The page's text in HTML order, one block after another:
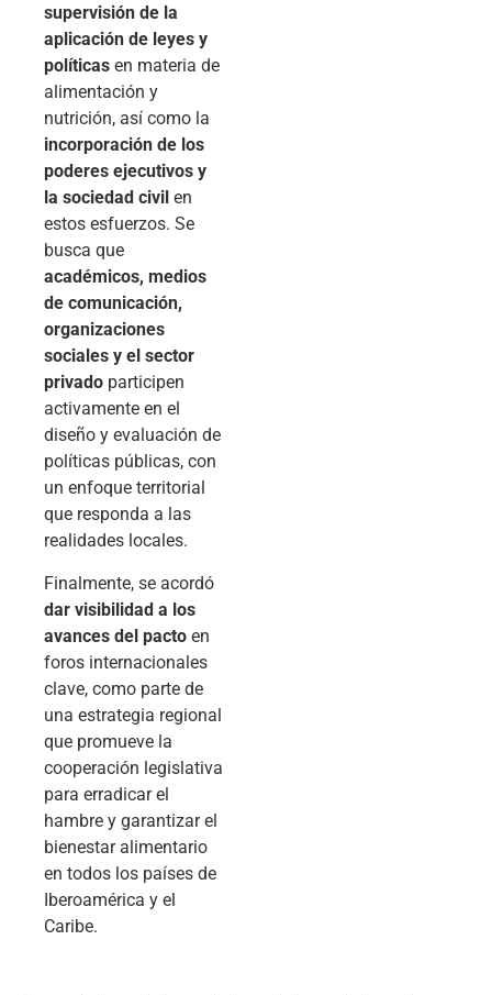
supervisión de la
aplicación de leyes y
políticas en materia de
alimentación y
nutrición, así como la
incorporación de los
poderes ejecutivos y
la sociedad civil en
estos esfuerzos. Se
busca que
académicos, medios
de comunicación,
organizaciones
sociales y el sector
privado participen
activamente en el
diseño y evaluación de
políticas públicas, con
un enfoque territorial
que responda a las
realidades locales.
Finalmente, se acordó
dar visibilidad a los
avances del pacto en
foros internacionales
clave, como parte de
una estrategia regional
que promueve la
cooperación legislativa
para erradicar el
hambre y garantizar el
bienestar alimentario
en todos los países de
Iberoamérica y el
Caribe.